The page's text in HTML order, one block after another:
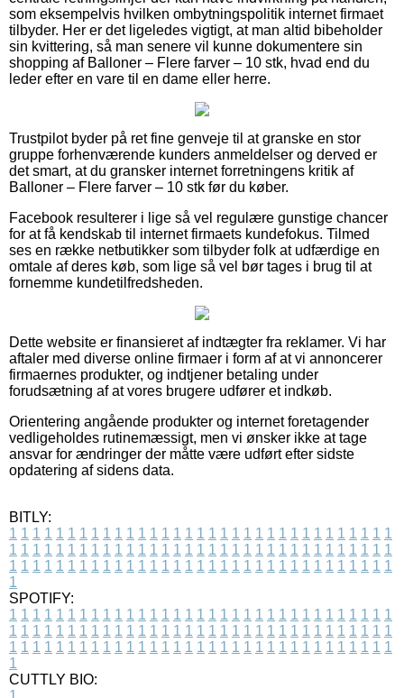
som eksempelvis hvilken ombytningspolitik internet firmaet
tilbyder. Her er det ligeledes vigtigt, at man altid bibeholder
sin kvittering, så man senere vil kunne dokumentere sin
shopping af Balloner – Flere farver – 10 stk, hvad end du
leder efter en vare til en dame eller herre.
Trustpilot byder på ret fine genveje til at granske en stor
gruppe forhenværende kunders anmeldelser og derved er
det smart, at du gransker internet forretningens kritik af
Balloner – Flere farver – 10 stk før du køber.
Facebook resulterer i lige så vel regulære gunstige chancer
for at få kendskab til internet firmaets kundefokus. Tilmed
ses en række netbutikker som tilbyder folk at udfærdige en
omtale af deres køb, som lige så vel bør tages i brug til at
fornemme kundetilfredsheden.
Dette website er finansieret af indtægter fra reklamer. Vi har
aftaler med diverse online firmaer i form af at vi annoncerer
firmaernes produkter, og indtjener betaling under
forudsætning af at vores brugere udfører et indkøb.
Orientering angående produkter og internet foretagender
vedligeholdes rutinemæssigt, men vi ønsker ikke at tage
ansvar for ændringer der måtte være udført efter sidste
opdatering af sidens data.
BITLY:
1 1 1 1 1 1 1 1 1 1 1 1 1 1 1 1 1 1 1 1 1 1 1 1 1 1 1 1 1 1 1 1 1
1 1 1 1 1 1 1 1 1 1 1 1 1 1 1 1 1 1 1 1 1 1 1 1 1 1 1 1 1 1 1 1 1
1 1 1 1 1 1 1 1 1 1 1 1 1 1 1 1 1 1 1 1 1 1 1 1 1 1 1 1 1 1 1 1 1
1
SPOTIFY:
1 1 1 1 1 1 1 1 1 1 1 1 1 1 1 1 1 1 1 1 1 1 1 1 1 1 1 1 1 1 1 1 1
1 1 1 1 1 1 1 1 1 1 1 1 1 1 1 1 1 1 1 1 1 1 1 1 1 1 1 1 1 1 1 1 1
1 1 1 1 1 1 1 1 1 1 1 1 1 1 1 1 1 1 1 1 1 1 1 1 1 1 1 1 1 1 1 1 1
1
CUTTLY BIO: